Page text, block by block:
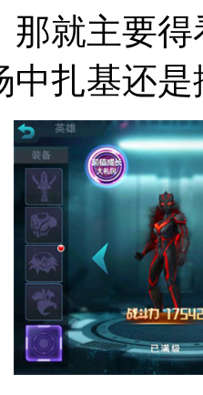
那就主要
中扎基还